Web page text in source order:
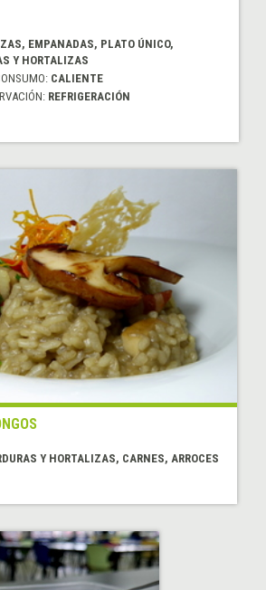
EMPANADAS, PLATO ÚNICO,
Y HORTALIZAS
CALIENTE
REFRIGERACIÓN
Y HORTALIZAS, CARNES, ARROCES